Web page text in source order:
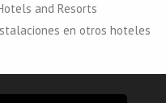
and Resorts
en otros hoteles